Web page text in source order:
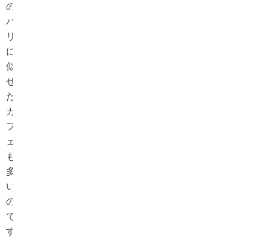
の
パ
リ
に
似
せ
た
カ
フ
ェ
も
多
い
の
で
す。